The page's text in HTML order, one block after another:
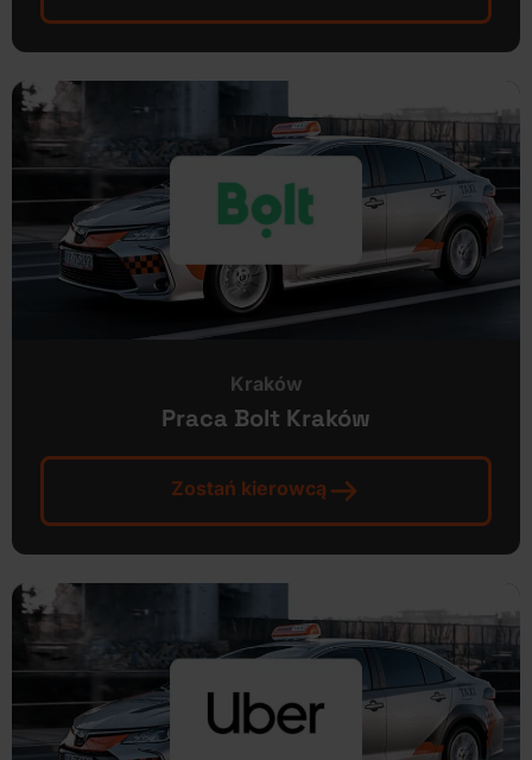
Kraków
Praca Bolt Kraków
Zostań kierowcą